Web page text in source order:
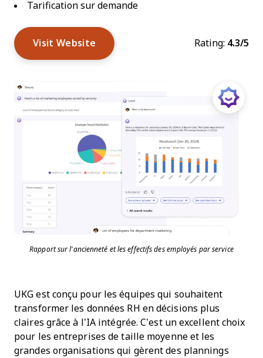
Tarification sur demande
Visit Website Rating: 4.3/5
Rapport sur l'ancienneté et les effectifs des employés par service
UKG est conçu pour les équipes qui souhaitent
transformer les données RH en décisions plus
claires grâce à l’IA intégrée. C’est un excellent choix
pour les entreprises de taille moyenne et les
grandes organisations qui gèrent des plannings